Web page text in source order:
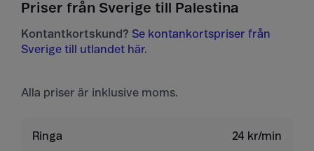
Priser från Sverige till Palestina
Kontantkortskund? Se kontankortspriser från
Sverige till utlandet här.
Alla priser är inklusive moms.
Ringa 24 kr/min